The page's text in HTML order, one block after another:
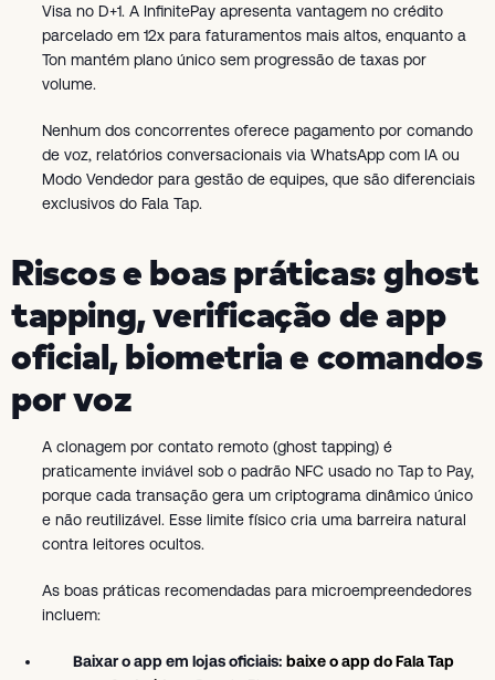
Visa no D+1. A InfinitePay apresenta vantagem no crédito
parcelado em 12x para faturamentos mais altos, enquanto a
Ton mantém plano único sem progressão de taxas por
volume.
Nenhum dos concorrentes oferece pagamento por comando
de voz, relatórios conversacionais via WhatsApp com IA ou
Modo Vendedor para gestão de equipes, que são diferenciais
exclusivos do Fala Tap.
Riscos e boas práticas: ghost
tapping, verificação de app
oficial, biometria e comandos
por voz
A clonagem por contato remoto (ghost tapping) é
praticamente inviável sob o padrão NFC usado no Tap to Pay,
porque cada transação gera um criptograma dinâmico único
e não reutilizável. Esse limite físico cria uma barreira natural
contra leitores ocultos.
As boas práticas recomendadas para microempreendedores
incluem:
Baixar o app em lojas oficiais: baixe o app do Fala Tap